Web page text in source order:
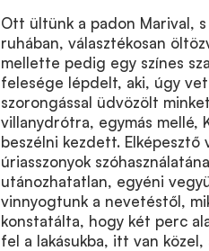
Ott ültünk a padon Marival,
ruhában, választékosan
mellette pedig egy színes
felesége lépdelt, aki, úgy
szorongással üdvözölt
villanydrótra, egymás mellé,
beszélni kezdett. Elképesztő
úriasszonyok
utánozhatatlan, egyéni
vinnyogtunk a nevetéstől,
konstatálta, hogy két perc
fel a lakásukba, itt van